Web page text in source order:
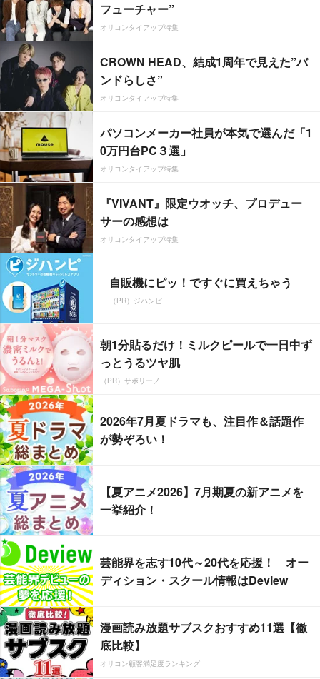
フューチャー”
オリコンタイアップ特集
CROWN HEAD、結成1周年で見えた”バ
ンドらしさ”
オリコンタイアップ特集
パソコンメーカー社員が本気で選んだ「1
0万円台PC３選」
オリコンタイアップ特集
『VIVANT』限定ウオッチ、プロデュー
サーの感想は
オリコンタイアップ特集
自販機にピッ！ですぐに買えちゃう
（PR）ジハンピ
朝1分貼るだけ！ミルクピールで一日中ず
っとうるツヤ肌
（PR）サボリーノ
2026年7月夏ドラマも、注目作＆話題作
が勢ぞろい！
【夏アニメ2026】7月期夏の新アニメを
一挙紹介！
芸能界を志す10代～20代を応援！ オー
ディション・スクール情報はDeview
漫画読み放題サブスクおすすめ11選【徹
底比較】
オリコン顧客満足度ランキング